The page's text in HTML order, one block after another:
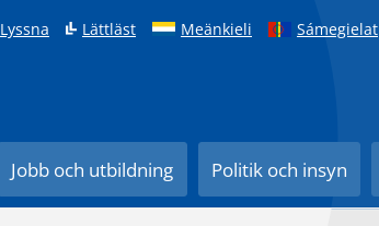
Lyssna Lättläst Meänkieli Sámegielat
Jobb och utbildning Politik och insyn